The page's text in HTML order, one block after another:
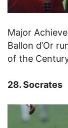
Major
Ballon d’Or
of the
28. Socrates